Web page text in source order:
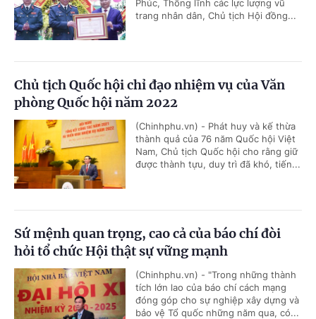
Phúc, Thống lĩnh các lực lượng vũ
trang nhân dân, Chủ tịch Hội đồng...
Chủ tịch Quốc hội chỉ đạo nhiệm vụ của Văn
phòng Quốc hội năm 2022
(Chinhphu.vn) - Phát huy và kế thừa
thành quả của 76 năm Quốc hội Việt
Nam, Chủ tịch Quốc hội cho rằng giữ
được thành tựu, duy trì đã khó, tiến...
Sứ mệnh quan trọng, cao cả của báo chí đòi
hỏi tổ chức Hội thật sự vững mạnh
(Chinhphu.vn) - "Trong những thành
tích lớn lao của báo chí cách mạng
đóng góp cho sự nghiệp xây dựng và
bảo vệ Tổ quốc những năm qua, có...